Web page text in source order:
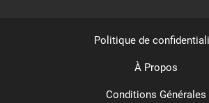
Politique de
À Propos
Conditions Générales